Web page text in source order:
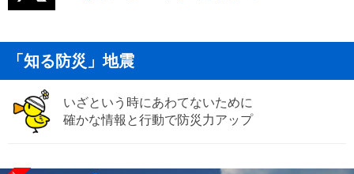
「知る防災」地震
いざという時にあわてないために
確かな情報と行動で防災力アップ